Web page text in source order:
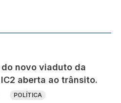
novo viaduto da
aberta ao trânsito.
POLÍTICA